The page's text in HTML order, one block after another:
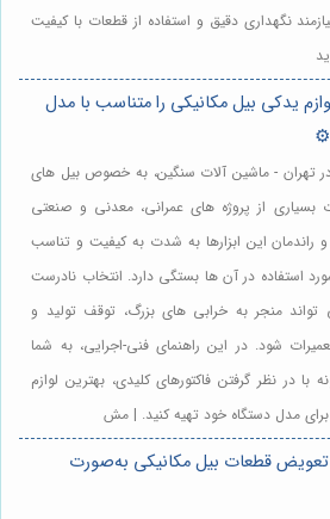
نگهداری دقیق و استفاده از قطعات با کیفیت
یدکی بیل مکانیکی را متناسب با مدل
⚙️
تهران - ماشین آلات سنگین، به خصوص بیل های
بسیاری از پروژه های عمرانی، معدنی و صنعتی
راندمان این ابزارها به شدت به کیفیت و تناسب
استفاده در آن ها بستگی دارد. انتخاب نادرست
منجر به خرابی های بزرگ، توقف تولید و
شود. در این راهنمای فنی-اجرایی، به شما
در نظر گرفتن فاکتورهای کلیدی، بهترین لوازم
برای مدل دستگاه خود تهیه کنید. | مش
تعویض قطعات بیل مکانیکی به‌صورت